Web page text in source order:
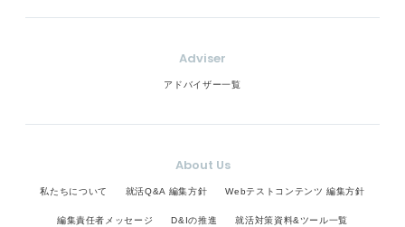
Adviser
アドバイザー一覧
About Us
私たちについて 就活Q&A 編集方針 Webテストコンテンツ 編集方針
編集責任者メッセージ D&Iの推進 就活対策資料&ツール一覧